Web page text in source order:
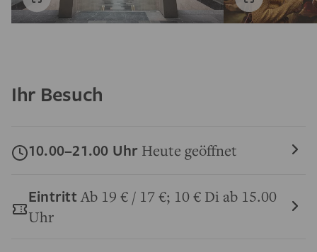
Ihr Besuch
10.00–21.00 Uhr Heute geöffnet
Eintritt Ab 19 € / 17 €; 10 € Di ab 15.00
Uhr